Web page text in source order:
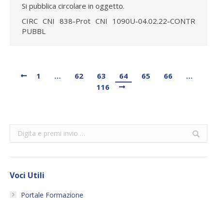
Si pubblica circolare in oggetto.
CIRC CNI 838-Prot CNI 1090U-04.02.22-CONTR
PUBBL
1 … 62 63 64 65 66
…
116
Search:
Voci Utili
Portale Formazione